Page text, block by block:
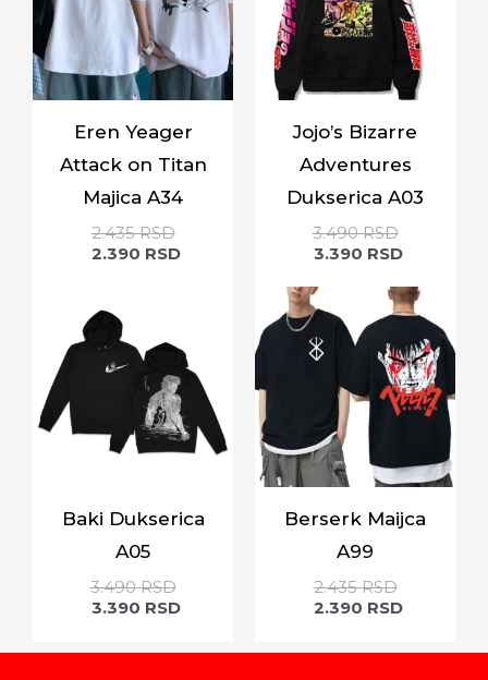
Eren Yeager
Attack on Titan
Majica A34
2.435RSD
2.390 RSD
Jojo’s Bizarre
Adventures
Dukserica A03
3.490RSD
3.390 RSD
Baki Dukserica
A05
3.490RSD
3.390 RSD
Berserk Maijca
A99
2.435RSD
2.390 RSD